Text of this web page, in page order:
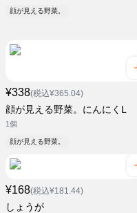
顔が見える野菜。
¥338(税込¥365.04)
顔が見える野菜。にんにくL
1個
顔が見える野菜。
¥168(税込¥181.44)
しょうが